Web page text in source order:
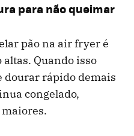
para não queimar
pão na air fryer é
Quando isso
dourar rápido demais
congelado,